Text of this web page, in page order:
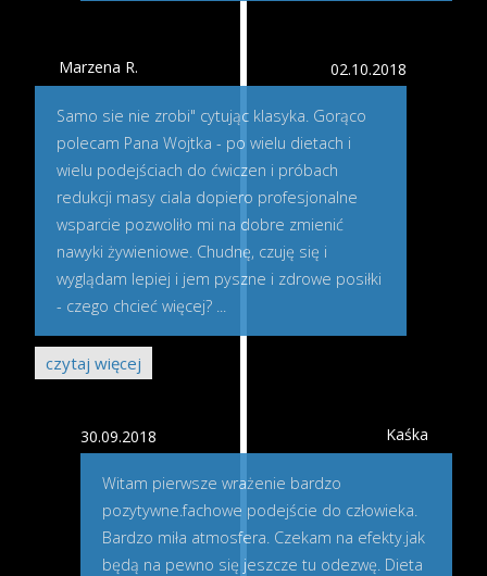
Marzena R. 02.10.2018
Samo sie nie zrobi" cytując klasyka. Gorąco
polecam Pana Wojtka - po wielu dietach i
wielu podejściach do ćwiczen i próbach
redukcji masy ciala dopiero profesjonalne
wsparcie pozwoliło mi na dobre zmienić
nawyki żywieniowe. Chudnę, czuję się i
wyglądam lepiej i jem pyszne i zdrowe posiłki
- czego chcieć więcej? ...
czytaj więcej
Kaśka
30.09.2018
Witam pierwsze wrażenie bardzo
pozytywne.fachowe podejście do człowieka.
Bardzo miła atmosfera. Czekam na efekty.jak
będą na pewno się jeszcze tu odezwę. Dieta